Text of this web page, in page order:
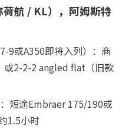
航 / KL），阿姆斯特
9或A350即将入列）：商
或2-2-2 angled flat（旧款
短途Embraer 175/190或
1.5小时